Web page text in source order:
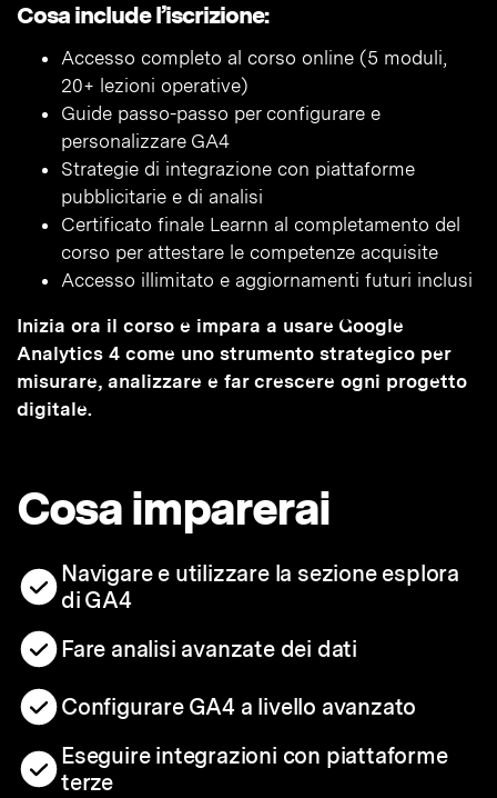
Cosa include l’iscrizione:
Accesso completo al corso online (5 moduli,
20+ lezioni operative)
Guide passo-passo per configurare e
personalizzare GA4
Strategie di integrazione con piattaforme
pubblicitarie e di analisi
Certificato finale Learnn al completamento del
corso per attestare le competenze acquisite
Accesso illimitato e aggiornamenti futuri inclusi
Inizia ora il corso e impara a usare Google
Analytics 4 come uno strumento strategico per
misurare, analizzare e far crescere ogni progetto
digitale.
Cosa imparerai
Navigare e utilizzare la sezione esplora
di GA4
Fare analisi avanzate dei dati
Configurare GA4 a livello avanzato
Eseguire integrazioni con piattaforme
terze